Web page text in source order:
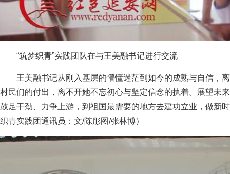
“筑梦织青”实践团队在与王美融书记进行交流
王美融书记从刚入基层的懵懂迷茫到如今的成熟与自信，
村民们的付出，离不开她不忘初心与坚定信念的执着。展望未
鼓足干劲、力争上游，到祖国最需要的地方去建功立业，做新
织青实践团通讯员：文/陈彤图/张林博）